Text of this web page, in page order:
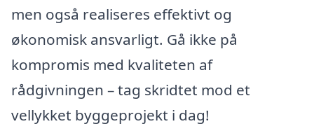
men også realiseres effektivt og
økonomisk ansvarligt. Gå ikke på
kompromis med kvaliteten af
rådgivningen – tag skridtet mod et
vellykket byggeprojekt i dag!